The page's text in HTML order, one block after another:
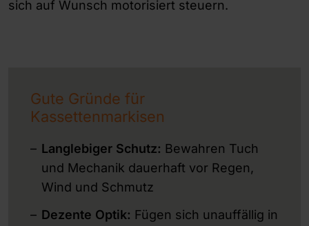
sich auf Wunsch motorisiert steuern.
Gute Gründe für
Kassettenmarkisen
Langlebiger Schutz: Bewahren Tuch
und Mechanik dauerhaft vor Regen,
Wind und Schmutz
Dezente Optik: Fügen sich unauffällig in